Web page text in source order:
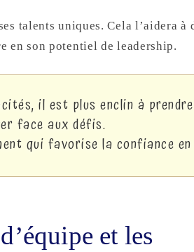
talents uniques. Cela l’aidera à
en son potentiel de leadership.
il est plus enclin à
face aux défis.
qui favorise la confiance
et les